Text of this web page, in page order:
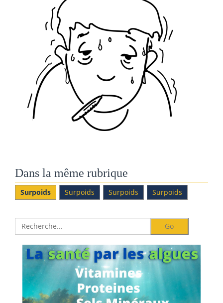
Dans la même rubrique
Surpoids Surpoids Surpoids Surpoids